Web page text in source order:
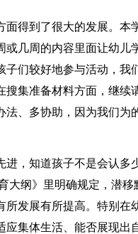
面得到了很大的发展。本
或几周的内容里面让幼儿
子们较好地参与活动，我
搜集准备材料方面，继续
法、多协助，因为我们为
进，知道孩子不是会认多
大纲》里明确规定，潜移
所发展有所提高。特别在
应集体生活、能否展现出